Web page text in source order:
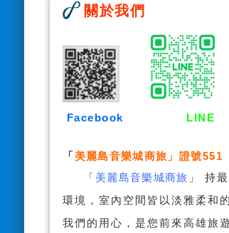
關於我們
Facebook LINE
「 美麗島音樂城商旅 」證號
「 美麗島音樂城商旅 」 持
環境，室內空間皆以淡雅柔和
我們的用心，是您前來高雄旅